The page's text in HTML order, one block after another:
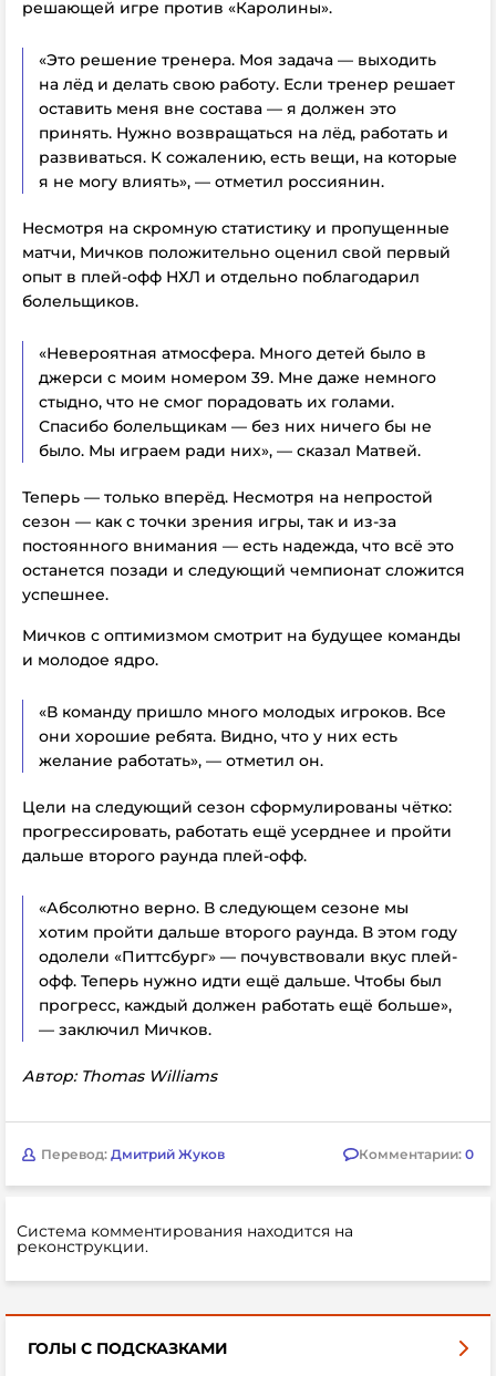
решающей игре против «Каролины».
«Это решение тренера. Моя задача — выходить
на лёд и делать свою работу. Если тренер решает
оставить меня вне состава — я должен это
принять. Нужно возвращаться на лёд, работать и
развиваться. К сожалению, есть вещи, на которые
я не могу влиять», — отметил россиянин.
Несмотря на скромную статистику и пропущенные
матчи, Мичков положительно оценил свой первый
опыт в плей-офф НХЛ и отдельно поблагодарил
болельщиков.
«Невероятная атмосфера. Много детей было в
джерси с моим номером 39. Мне даже немного
стыдно, что не смог порадовать их голами.
Спасибо болельщикам — без них ничего бы не
было. Мы играем ради них», — сказал Матвей.
Теперь — только вперёд. Несмотря на непростой
сезон — как с точки зрения игры, так и из-за
постоянного внимания — есть надежда, что всё это
останется позади и следующий чемпионат сложится
успешнее.
Мичков с оптимизмом смотрит на будущее команды
и молодое ядро.
«В команду пришло много молодых игроков. Все
они хорошие ребята. Видно, что у них есть
желание работать», — отметил он.
Цели на следующий сезон сформулированы чётко:
прогрессировать, работать ещё усерднее и пройти
дальше второго раунда плей-офф.
«Абсолютно верно. В следующем сезоне мы
хотим пройти дальше второго раунда. В этом году
одолели «Питтсбург» — почувствовали вкус плей-
офф. Теперь нужно идти ещё дальше. Чтобы был
прогресс, каждый должен работать ещё больше»,
— заключил Мичков.
Автор: Thomas Williams
Перевод: Дмитрий Жуков Комментарии: 0
Система комментирования находится на
реконструкции.
ГОЛЫ С ПОДСКАЗКАМИ